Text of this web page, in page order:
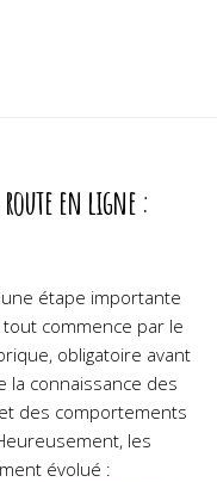
route en ligne :
étape importante
commence par le
obligatoire avant
la connaissance des
des comportements
les
évolué :